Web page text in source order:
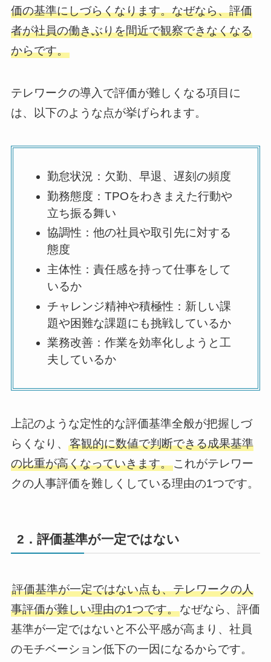
価の基準にしづらくなります。なぜなら、評価
者が社員の働きぶりを間近で観察できなくなる
からです。
テレワークの導入で評価が難しくなる項目に
は、以下のような点が挙げられます。
勤怠状況：欠勤、早退、遅刻の頻度
勤務態度：TPOをわきまえた行動や
立ち振る舞い
協調性：他の社員や取引先に対する
態度
主体性：責任感を持って仕事をして
いるか
チャレンジ精神や積極性：新しい課
題や困難な課題にも挑戦しているか
業務改善：作業を効率化しようと工
夫しているか
上記のような定性的な評価基準全般が把握しづ
らくなり、 客観的に数値で判断できる成果基準
の比重が高くなっていきます。これがテレワー
クの人事評価を難しくしている理由の1つです。
2．評価基準が一定ではない
評価基準が一定ではない点も、テレワークの人
事評価が難しい理由の1つです。なぜなら、評価
基準が一定ではないと不公平感が高まり、社員
のモチベーション低下の一因になるからです。